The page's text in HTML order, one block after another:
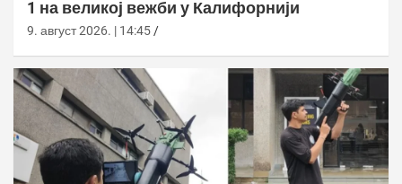
1 на великој вежби у Калифорнији
9. август 2026. | 14:45